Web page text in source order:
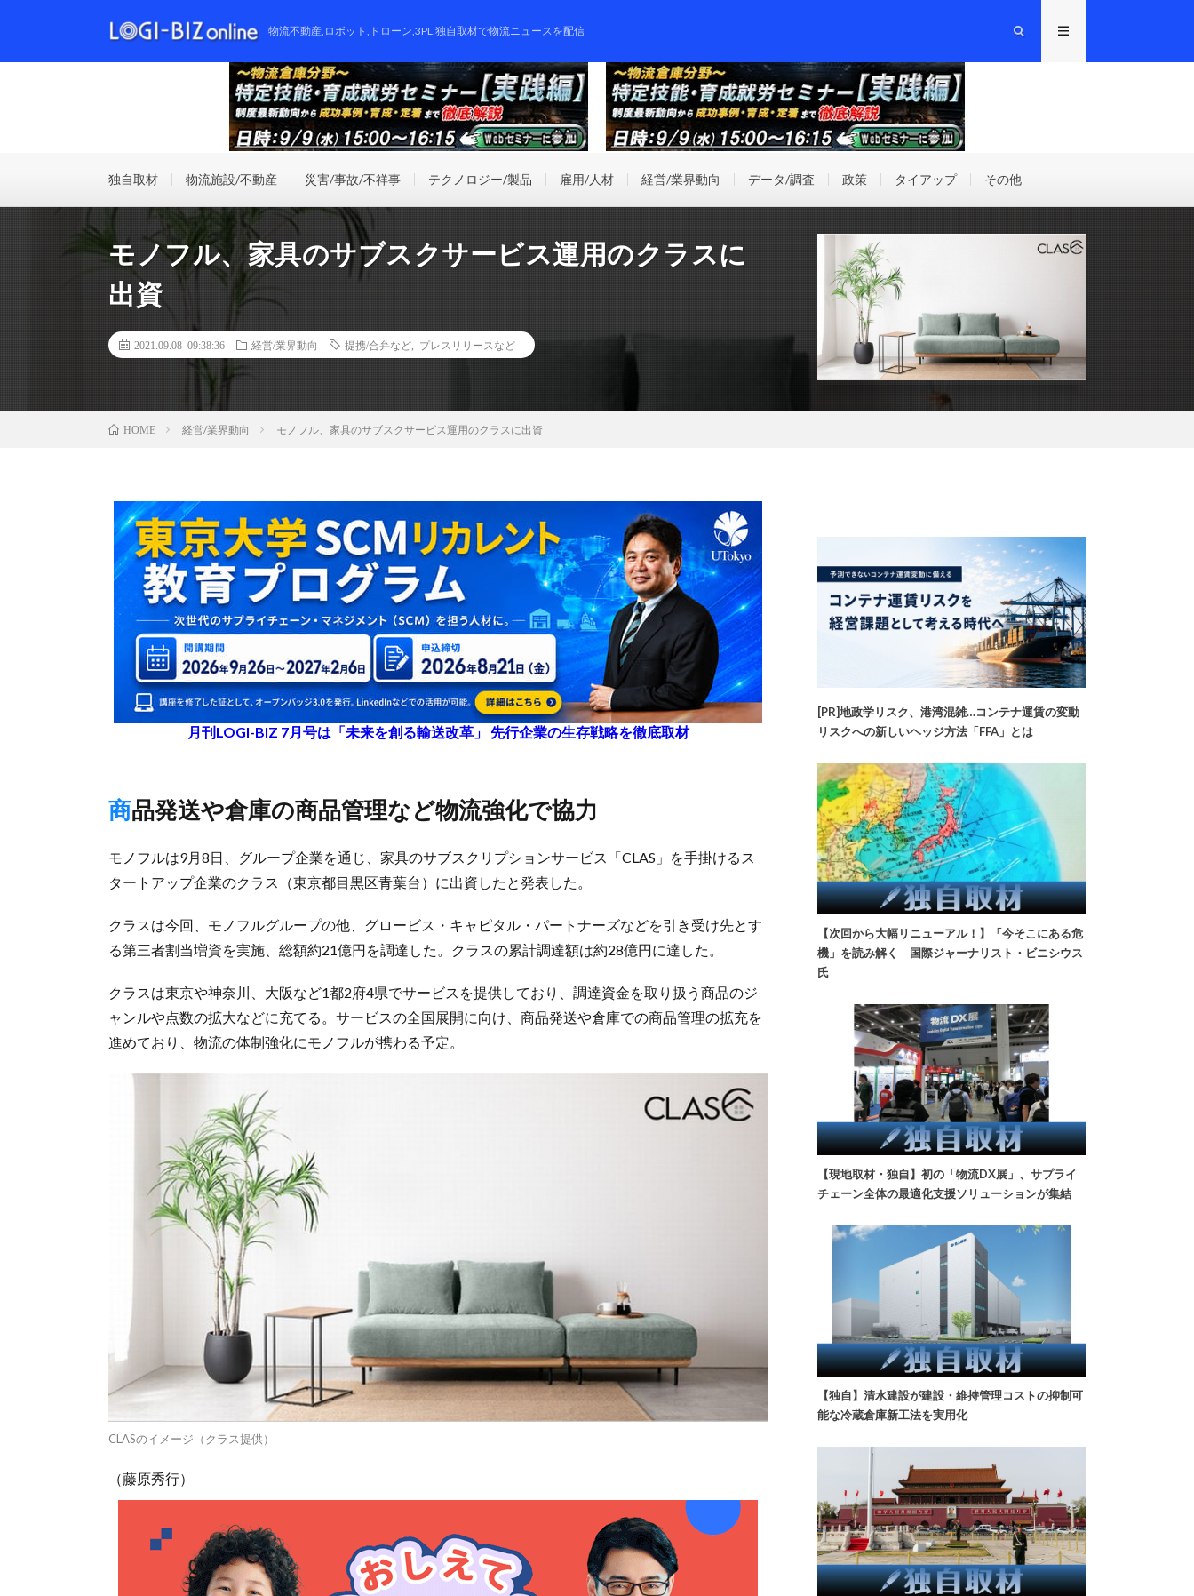
物流不動産,ロボット,ドローン,3PL,独自取材で物流ニュースを配信
独自取材 物流施設/不動産 災害/事故/不祥事 テクノロジー/製品 雇用/人材 経営/業界動向 データ/調査 政策 タイアップ その他
モノフル、家具のサブスクサービス運用のクラスに
出資
2021.09.08 09:38:36 経営/業界動向 提携/合弁など プレスリリースなど
HOME 経営/業界動向 モノフル、家具のサブスクサービス運用のクラスに出資
月刊LOGI-BIZ 7月号は「未来を創る輸送改革」 先行企業の生存戦略を徹底取材
商品発送や倉庫の商品管理など物流強化で協力
モノフルは9月8日、グループ企業を通じ、家具のサブスクリプションサービス「CLAS」を手掛けるス
タートアップ企業のクラス（東京都目黒区青葉台）に出資したと発表した。
クラスは今回、モノフルグループの他、グロービス・キャピタル・パートナーズなどを引き受け先とす
る第三者割当増資を実施、総額約21億円を調達した。クラスの累計調達額は約28億円に達した。
クラスは東京や神奈川、大阪など1都2府4県でサービスを提供しており、調達資金を取り扱う商品のジ
ャンルや点数の拡大などに充てる。サービスの全国展開に向け、商品発送や倉庫での商品管理の拡充を
進めており、物流の体制強化にモノフルが携わる予定。
CLASのイメージ（クラス提供）
（藤原秀行）
[PR]地政学リスク、港湾混雑…コンテナ運賃の変動
リスクへの新しいヘッジ方法「FFA」とは
【次回から大幅リニューアル！】「今そこにある危
機」を読み解く 国際ジャーナリスト・ビニシウス
氏
【現地取材・独自】初の「物流DX展」、サプライ
チェーン全体の最適化支援ソリューションが集結
【独自】清水建設が建設・維持管理コストの抑制可
能な冷蔵倉庫新工法を実用化